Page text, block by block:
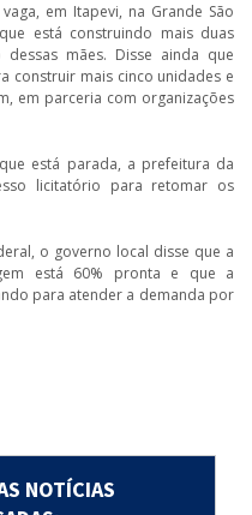
em Itapevi, na Grande São
está construindo mais duas
mães. Disse ainda que
construir mais cinco unidades e
em parceria com organizações
está parada, a prefeitura da
licitatório para retomar os
o governo local disse que a
está 60% pronta e que a
para atender a demanda por
NOTÍCIAS